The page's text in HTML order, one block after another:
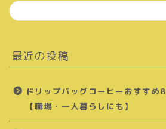
最近の投稿
ドリップバッグコーヒーおすすめ
【職場・一人暮らしにも】